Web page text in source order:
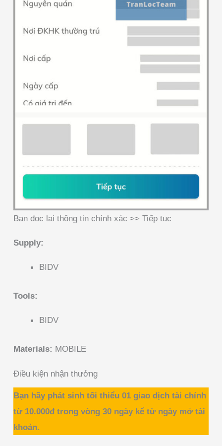
Bạn đọc lại thông tin chính xác >> Tiếp tục
Supply:
BIDV
Tools:
BIDV
Materials: MOBILE
Điều kiện nhận thưởng
Bạn hãy phát sinh tối thiểu 01 giao dịch tài chính
từ 10.000đ trong vòng 30 ngày kể từ ngày mở tài
khoản.